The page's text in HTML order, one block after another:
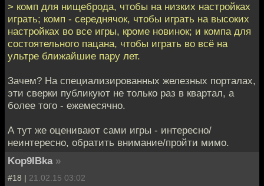
> комп для нищеброда, чтобы на низких настройках
играть; комп - середнячок, чтобы играть на высоких
настройках во все игры, кроме новинок; и компа для
состоятельного пацана, чтобы играть во всё на
ультре ближайшие пару лет.
Зачем? На специализированных железных порталах,
эти сверки публикуют не только раз в квартал, а
более того - ежемесячно.
А тут же оценивают сами игры - интересно/
неинтересно, обратить внимание/пройти мимо.
Kop9IBka »
#18 | 21.02.15 03:02